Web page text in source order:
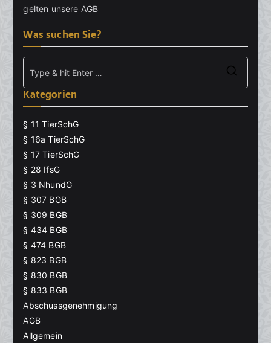
gelten unsere AGB
Was suchen Sie?
Kategorien
§ 11 TierSchG
§ 16a TierSchG
§ 17 TierSchG
§ 28 IfsG
§ 3 NhundG
§ 307 BGB
§ 309 BGB
§ 434 BGB
§ 474 BGB
§ 823 BGB
§ 830 BGB
§ 833 BGB
Abschussgenehmigung
AGB
Allgemein